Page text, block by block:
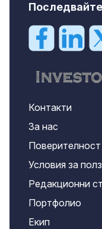
Контакти
За нас
Поверителност
Условия за
Редакционни
Портфолио
Екип